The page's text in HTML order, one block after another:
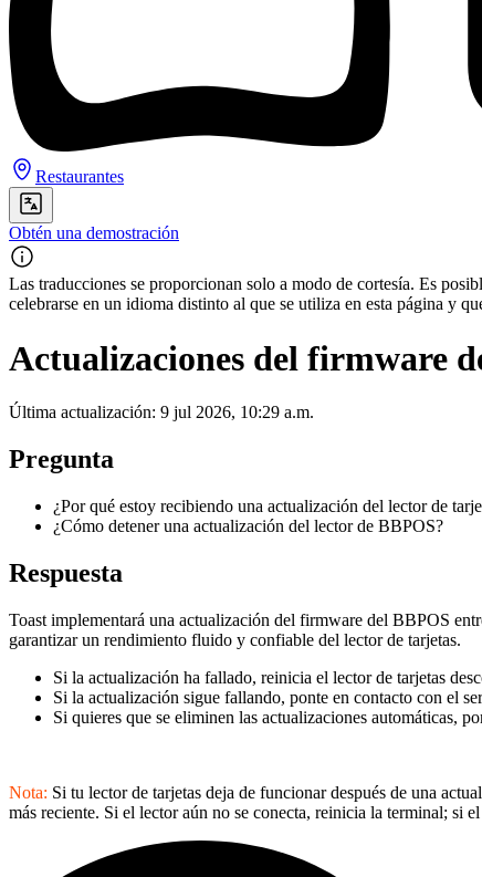
Restaurantes
Obtén una demostración
Las traducciones se proporcionan solo a modo de cortesía. Es
celebrarse en un idioma distinto al que se utiliza en esta página y
Actualizaciones del firmware
Última actualización: 9 jul 2026, 10:29 a.m.
Pregunta
¿Por qué estoy recibiendo una actualización del lector de
¿Cómo detener una actualización del lector de BBPOS?
Respuesta
Toast implementará una actualización del firmware del BBPOS
garantizar un rendimiento fluido y confiable del lector de tarjetas.
Si la actualización ha fallado, reinicia el lector de tarjetas
Si la actualización sigue fallando, ponte en contacto con el
Si quieres que se eliminen las actualizaciones automáticas,
Nota: Si tu lector de tarjetas deja de funcionar después de una
más reciente. Si el lector aún no se conecta, reinicia la terminal; si